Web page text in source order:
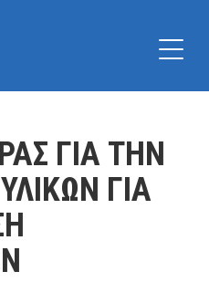
ΓΙΑ ΤΗΝ
ΓΙΑ